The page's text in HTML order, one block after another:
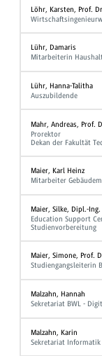
Löhr, Karsten, Prof.
Lühr, Damaris
Mitarbeiterin
Lühr, Hanna-Talitha
Auszubildende
Mahr, Andreas, Prof.
Prorektor
Dekan der Fakultät
Maier, Karl Heinz
Mitarbeiter
Maier, Silke, Dipl.-Ing.
Education Support
Studienvorbereitung
Maier, Simone, Prof.
Studiengangsleiterin
Malzahn, Hannah
Sekretariat BWL -
Malzahn, Karin
Sekretariat Informatik